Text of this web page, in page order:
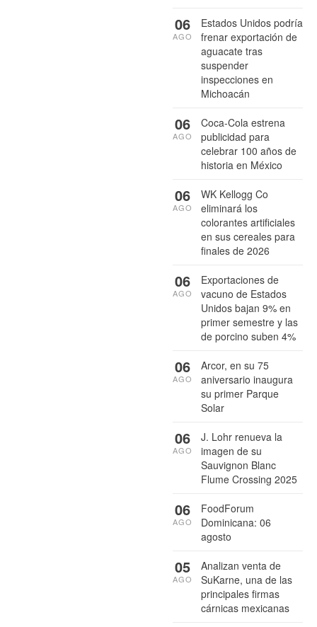
Estados Unidos podría
frenar exportación de
aguacate tras
suspender
inspecciones en
Michoacán
06
AGO
Coca-Cola estrena
publicidad para
celebrar 100 años de
historia en México
06
AGO
WK Kellogg Co
eliminará los
colorantes artificiales
en sus cereales para
finales de 2026
06
AGO
Exportaciones de
vacuno de Estados
Unidos bajan 9% en
primer semestre y las
de porcino suben 4%
06
AGO
Arcor, en su 75
aniversario inaugura
su primer Parque
Solar
06
AGO
J. Lohr renueva la
imagen de su
Sauvignon Blanc
Flume Crossing 2025
06
AGO
FoodForum
Dominicana: 06
agosto
06
AGO
Analizan venta de
SuKarne, una de las
principales firmas
cárnicas mexicanas
05
AGO